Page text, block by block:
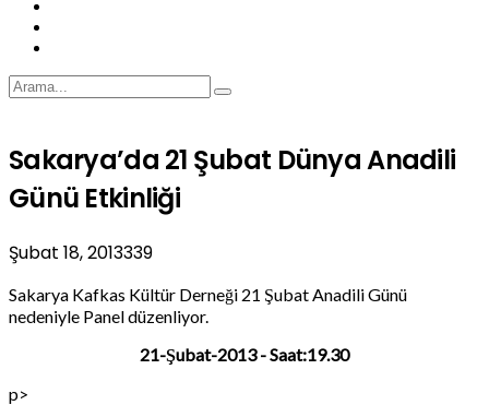
Sakarya’da 21 Şubat Dünya Anadili
Günü Etkinliği
Şubat 18, 2013339
Sakarya Kafkas Kültür Derneği 21 Şubat Anadili Günü
nedeniyle Panel düzenliyor.
21-Şubat-2013 - Saat:19.30
p>